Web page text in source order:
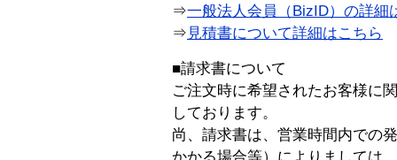
⇒一般法人会員（BizID）の詳細
⇒ 見積書について詳細はこちら
■請求書について
ご注文時に希望されたお客様に
しております。
尚、請求書は、営業時間内での
かかる場合等）によりましては